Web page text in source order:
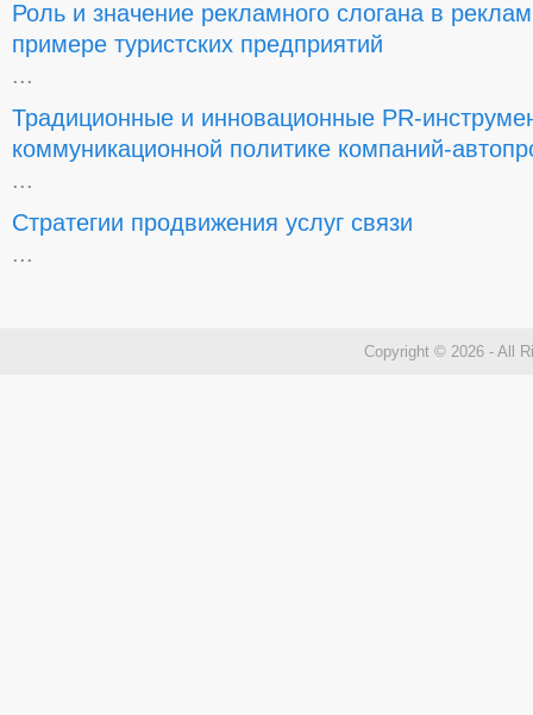
Роль и значение рекламного слогана в
примере туристских предприятий
...
Традиционные и инновационные PR-
коммуникационной политике компаний-
...
Стратегии продвижения услуг связи
...
Copyright © 2026 - All